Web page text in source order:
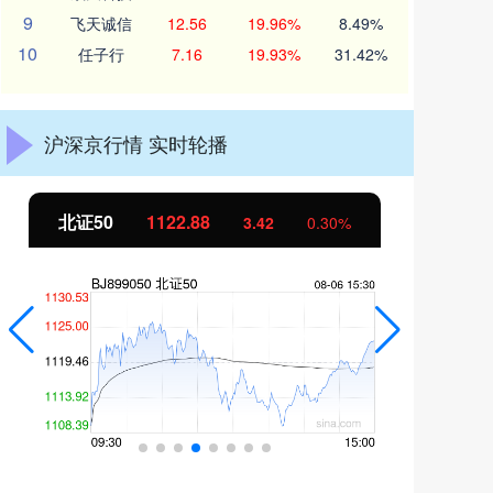
9 飞天诚信 12.56 19.96% 8.49%
10 任子行 7.16 19.93% 31.42%
沪深京行情 实时轮播
北证50 1122.88 3.42 0.30%